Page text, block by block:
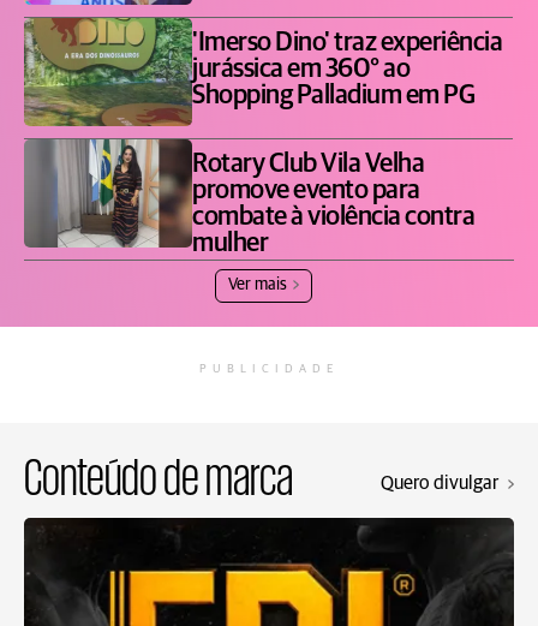
'Imerso Dino' traz experiência
jurássica em 360° ao
Shopping Palladium em PG
Rotary Club Vila Velha
promove evento para
combate à violência contra
mulher
Ver mais
PUBLICIDADE
Conteúdo de marca Quero divulgar